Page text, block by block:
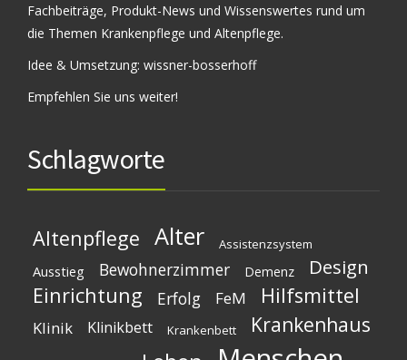
Fachbeiträge, Produkt-News und Wissenswertes rund um
die Themen Krankenpflege und Altenpflege.
Idee & Umsetzung: wissner-bosserhoff
Empfehlen Sie uns weiter!
Schlagworte
Altenpflege Alter Assistenzsystem
Ausstieg Bewohnerzimmer Demenz Design
Einrichtung Erfolg FeM Hilfsmittel
Klinik Klinikbett Krankenbett Krankenhaus